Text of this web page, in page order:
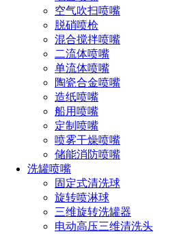
空气吹扫喷嘴
脱硝喷枪
混合搅拌喷嘴
二流体喷嘴
单流体喷嘴
陶瓷合金喷嘴
造纸喷嘴
船用喷嘴
定制喷嘴
喷雾干燥喷嘴
储能消防喷嘴
洗罐喷嘴
固定式清洗球
旋转喷淋球
三维旋转洗罐器
电动高压三维清洗头
精细雾化喷嘴的价格因品牌、型
度等因素而异。
一般来说，精细雾化喷嘴的价格